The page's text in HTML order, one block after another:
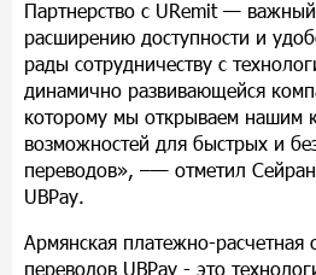
Партнерство с URemit —
расширению доступности и
рады сотрудничеству с
динамично развивающейся
которому мы открываем нашим
возможностей для быстрых и
переводов», –— отметил
UBPay
Армянская платежно-расчетная
переводов UBPay - это